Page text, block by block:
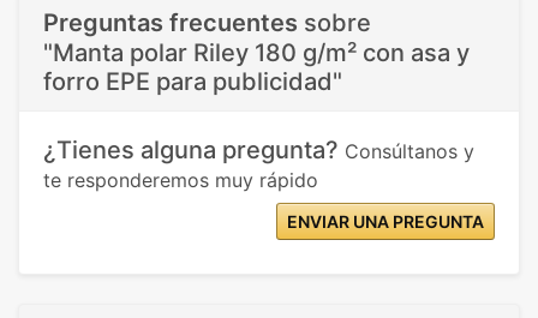
Preguntas frecuentes sobre
"Manta polar Riley 180 g/m² con asa y
forro EPE para publicidad"
¿Tienes alguna pregunta? Consúltanos y
te responderemos muy rápido
ENVIAR UNA PREGUNTA